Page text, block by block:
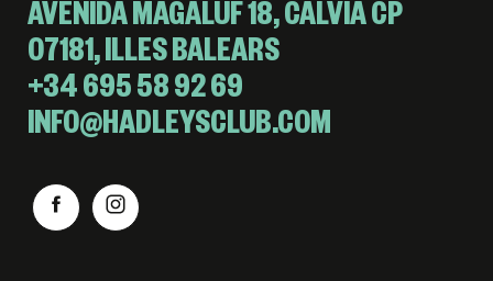
AVENIDA MAGALUF 18, CALVIÀ CP
07181, ILLES BALEARS
+34 695 58 92 69
INFO@HADLEYSCLUB.COM